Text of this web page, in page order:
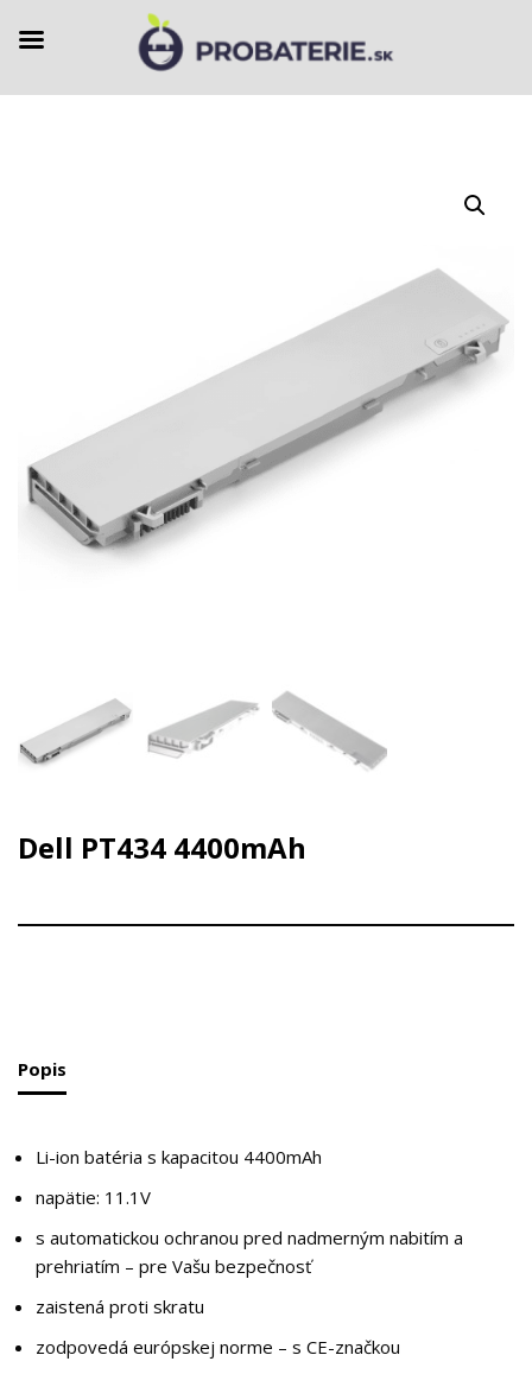
Dell PT434 4400mAh
Popis
Li-ion batéria s kapacitou 4400mAh
napätie: 11.1V
s automatickou ochranou pred nadmerným nabitím a
prehriatím – pre Vašu bezpečnosť
zaistená proti skratu
zodpovedá európskej norme – s CE-značkou